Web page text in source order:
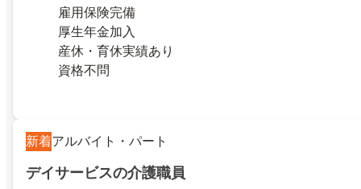
雇用保険完備
厚生年金加入
産休・育休実績あり
資格不問
新着アルバイト・パート
デイサービスの介護職員